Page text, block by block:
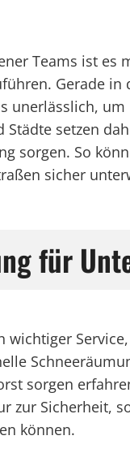
Teams ist es
Gerade
unerlässlich,
setzen
sorgen. So
sicher
für
sorgen
zur Sicherheit,
können.